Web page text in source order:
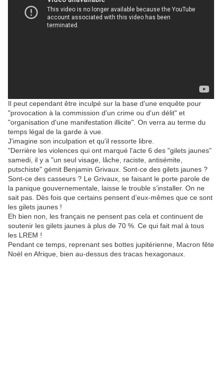
Il peut cependant être inculpé sur la base d'une enquête pour
"provocation à la commission d'un crime ou d'un délit" et
"organisation d'une manifestation illicite". On verra au terme du
temps légal de la garde à vue.
J'imagine son inculpation et qu'il ressorte libre.
"Derrière les violences qui ont marqué l'acte 6 des "gilets jaunes"
samedi, il y a "un seul visage, lâche, raciste, antisémite,
putschiste" gémit Benjamin Grivaux. Sont-ce des gilets jaunes ?
Sont-ce des casseurs ? Le Grivaux, se faisant le porte parole de
la panique gouvernementale, laisse le trouble s’installer. On ne
sait pas. Dès fois que certains pensent d’eux-mêmes que ce sont
les gilets jaunes !
Eh bien non, les français ne pensent pas cela et continuent de
soutenir les gilets jaunes à plus de 70 %. Ce qui fait mal à tous
les LREM !
Pendant ce temps, reprenant ses bottes jupitérienne, Macron fête
Noël en Afrique, bien au-dessus des tracas hexagonaux.